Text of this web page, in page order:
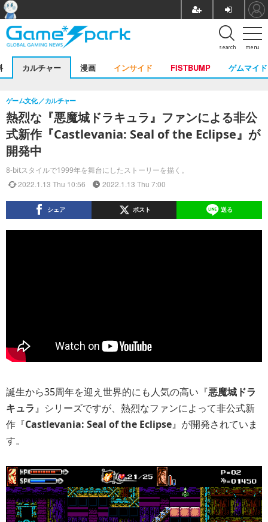
menu
search
カルチャー 漫画 インサイド FISTBUMP ゲムマイド
熱烈な『悪魔城ドラキュラ』ファンによる非公
式新作『Castlevania: Seal of the Eclipse』が
開発中
8-bitスタイルで1999年を舞台にしたストーリーを描く。
ゲーム文化 カルチャー
2022.1.13 Thu 10:56 2022.1.13 Thu 7:00
シェア ポスト 送る
誕生から35周年を迎え世界的にも人気の高い『悪魔城ドラ
キュラ』シリーズですが、熱烈なファンによって非公式新
作『Castlevania: Seal of the Eclipse』が開発されていま
す。